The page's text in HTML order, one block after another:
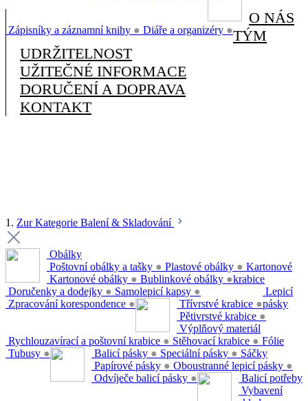
Zápisníky a záznamní knihy ● Diáře a organizéry ●
O NÁS
TÝM
UDRŽITELNOST
UŽITEČNÉ INFORMACE
DORUČENÍ A DOPRAVA
KONTAKT
1. Zur Kategorie Balení & Skladování
Obálky
Poštovní obálky a tašky ● Plastové obálky ●
Kartonové obálky ● Bublinkové obálky ●
Doručenky a dodejky ● Samolepicí kapsy ●
Zpracování korespondence ●
Kartonové
krabice
Třívrstvé krabice ●
Pětivrstvé krabice ●
Rychlouzavírací a poštovní krabice ● Stěhovací krabice ●
Tubusy ●
Lepicí
pásky
Balicí pásky ● Speciální pásky ●
Papírové pásky ● Oboustranné lepicí pásky ●
Odvíječe balicí pásky ●
Výplňový materiál
Fólie
Sáčky
Balicí potřeby
Vybavení